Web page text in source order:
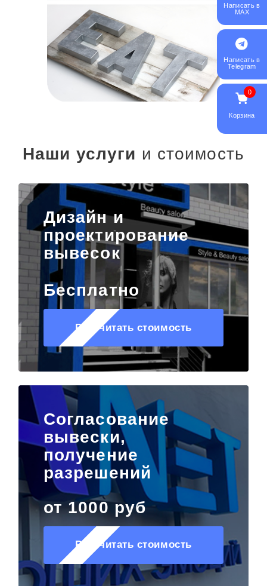
Наши услуги и стоимость
Дизайн и
проектирование
вывесок
Бесплатно
Рассчитать стоимость
Согласование
вывески,
получение
разрешений
от 1000 руб
Рассчитать стоимость
Написать в
MAX
Написать в
Telegram
0
Корзина